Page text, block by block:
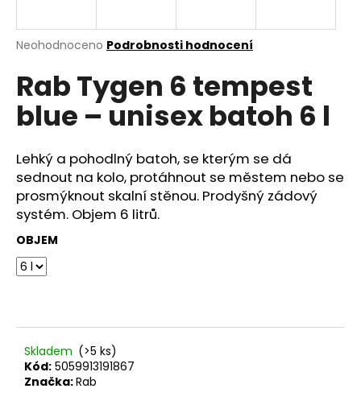
Průměrné
produktu
je
0,0
hvězdiček.
Neohodnoceno Podrobnosti hodnocení
Rab Tygen 6 tempest
blue – unisex batoh 6 l
Lehký a pohodlný batoh, se kterým se dá
sednout na kolo, protáhnout se městem nebo se
prosmýknout skalní stěnou. Prodyšný zádový
systém. Objem 6 litrů.
OBJEM
Skladem (>5 ks)
Kód: 5059913191867
Značka:Rab
j
t
?
HLEDAT
D
o
r
u
č
u